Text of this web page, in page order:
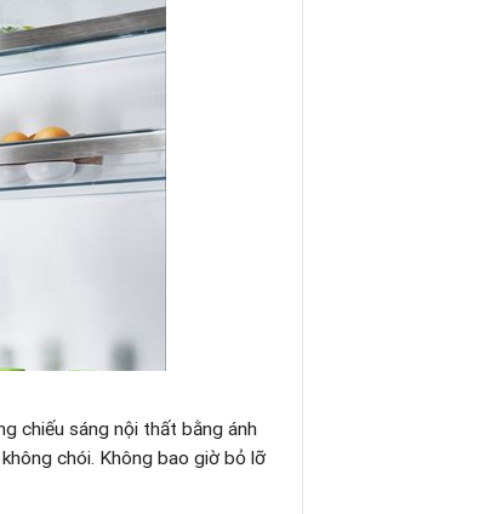
chiếu sáng nội thất bằng ánh
chói. Không bao giờ bỏ lỡ